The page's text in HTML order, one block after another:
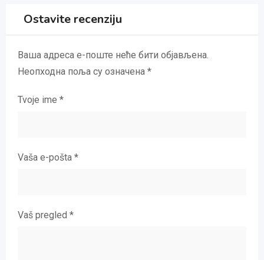
Ostavite recenziju
Ваша адреса е-поште неће бити објављена.
Неопходна поља су означена *
Tvoje ime *
Vaša e-pošta *
Vaš pregled *